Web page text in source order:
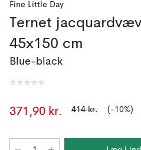
Fine Little Day
Ternet
45x150 cm
Blue-black
371,90 kr. 414 kr. (-10%)